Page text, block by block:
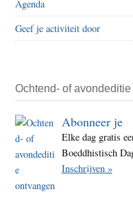
Agenda
Geef je activiteit door
Ochtend- of avondeditie
Abonneer je
Elke dag gratis
Boeddhistisch
Inschrijven »